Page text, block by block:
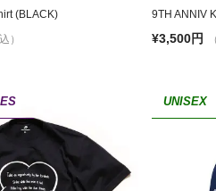
(BLACK)
）
9TH ANNIV
¥3,500円
UNISEX